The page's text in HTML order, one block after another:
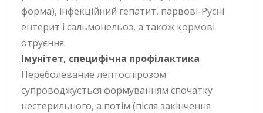
форма), інфекційний гепатит, парвові-Русні
ентерит і сальмонельоз, а також кормові
отруєння.
Імунітет, специфічна профілактика
Переболевание лептоспірозом
супроводжується формуванням спочатку
нестерильного, а потім (після закінчення